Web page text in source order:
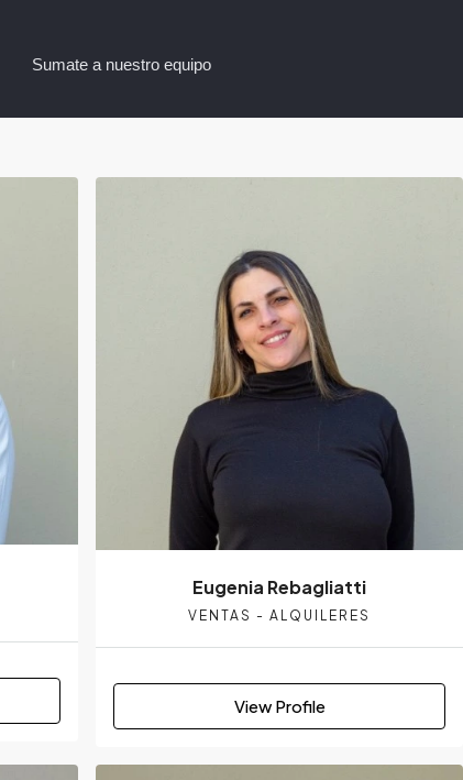
Sumate a nuestro equipo
Eugenia Rebagliatti
VENTAS - ALQUILERES
View Profile